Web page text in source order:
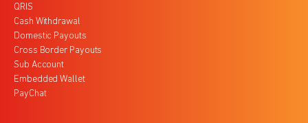
QRIS
Cash Withdrawal
Domestic Payouts
Cross Border Payouts
Sub Account
Embedded Wallet
PayChat